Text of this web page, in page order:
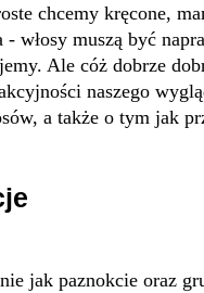
chcemy kręcone,
włosy muszą być
Ale cóż dobrze
naszego
a także o tym jak
jak paznokcie oraz